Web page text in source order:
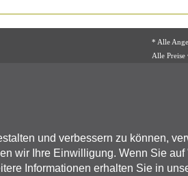
und verbessern zu können,
wir Ihre Einwilligung. Wenn Sie
Informationen erhalten Sie in
* Alle
Alle Preise
Fon:
Fax: